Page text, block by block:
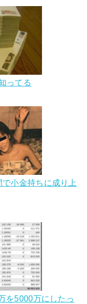
ってる
小金持ちに成り上
を5000万にしたっ